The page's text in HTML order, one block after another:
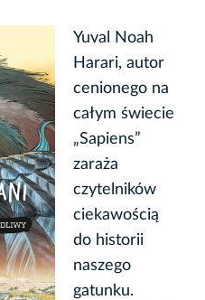
Yuval Noah
Harari, autor
cenionego na
całym świecie
„Sapiens”
zaraża
czytelników
ciekawością
do historii
naszego
gatunku.